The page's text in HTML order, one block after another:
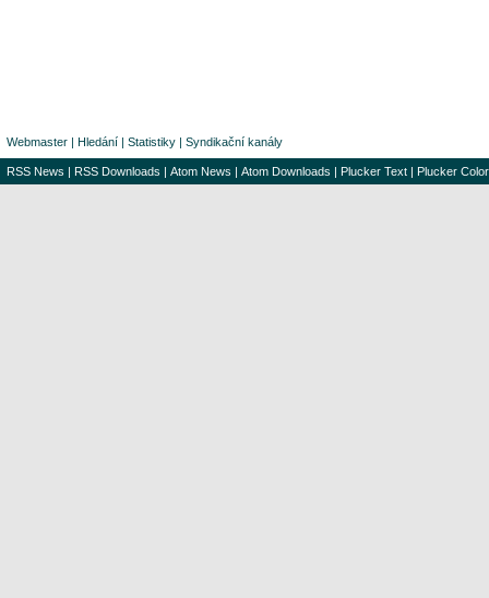
Webmaster | Hledání | Statistiky | Syndikační kanály
RSS News | RSS Downloads | Atom News | Atom Downloads | Plucker Text | Plucker Color